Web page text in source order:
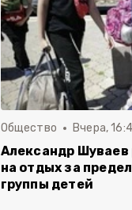
Общество Вчера,
Александр Шуваев
на отдых за
группы детей